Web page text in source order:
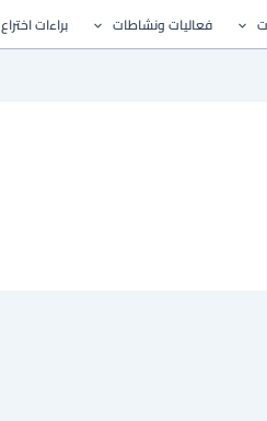
فعاليات ونشاطات براءات اختراع